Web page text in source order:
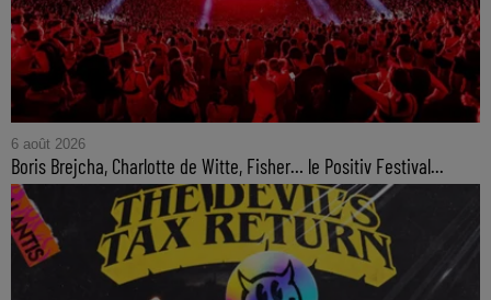
6 août 2026
Boris Brejcha, Charlotte de Witte, Fisher… le Positiv Festival...